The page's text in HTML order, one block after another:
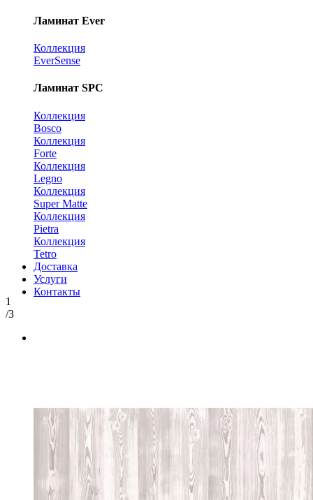
Ламинат Ever
Коллекция
EverSense
Ламинат SPC
Коллекция
Bosco
Коллекция
Forte
Коллекция
Legno
Коллекция
Super Matte
Коллекция
Pietra
Коллекция
Tetro
Доставка
Услуги
Контакты
1
/3